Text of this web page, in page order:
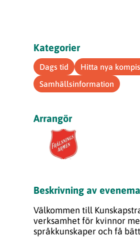
Kategorier
Dags tid Hitta nya
Samhällsinformation
Arrangör
Beskrivning av
Välkommen till
verksamhet för kvinnor
språkkunskaper och få